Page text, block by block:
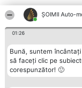
ȘOIMII Auto-
01:26
Bună, suntem
să faceți clic pe
corespunzător! 🙂